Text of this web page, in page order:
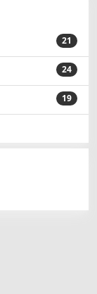
21
24
19